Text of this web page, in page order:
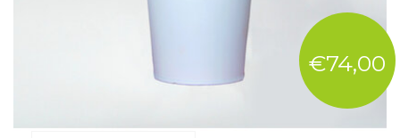
€74,00